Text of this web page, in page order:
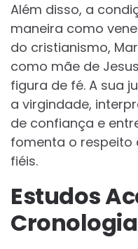
Além disso, a
maneira como
do cristianismo,
como mãe de
figura de fé. A sua
a virgindade,
de confiança e
fomenta o respeito
fiéis.
Estudos
Cronologia